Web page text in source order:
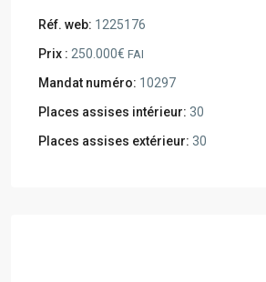
Réf. web: 1225176
Prix : 250.000€ FAI
Mandat numéro: 10297
Places assises intérieur: 30
Places assises extérieur: 30